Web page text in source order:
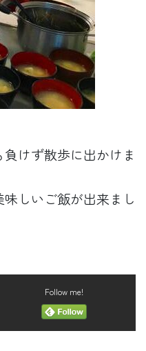
けず散歩に出かけま
しいご飯が出来まし
Follow me!